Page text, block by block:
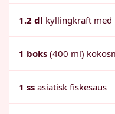
1.2 dl kyllingkraft med
1 boks (400 ml)
1 ss asiatisk fiskesaus